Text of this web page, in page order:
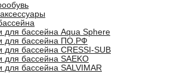
для бассейна Aqua Sphere
для бассейна ПО.РФ
для бассейна CRESSI-SUB
для бассейна SAEKO
для бассейна SALVIMAR